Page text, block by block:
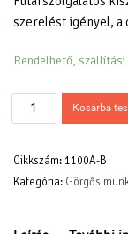
szerelést igényel, a
Rendelhető, szállítási
Kosárba
Cikkszám:1100A-B
Kategória: Görgős